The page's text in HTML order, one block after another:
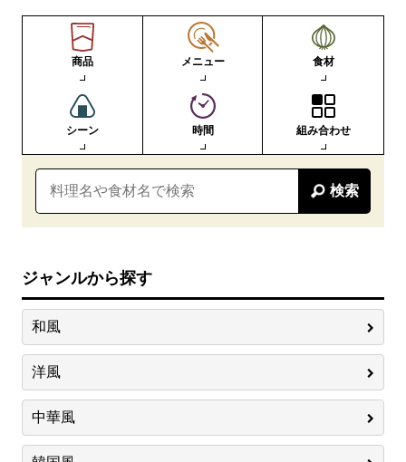
商品 メニュー 食材
シーン 時間 組み合わせ
検索
ジャンルから探す
和風
洋風
中華風